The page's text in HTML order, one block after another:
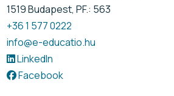
1519 Budapest, PF.: 563
+36 1 577 0222
info@e-educatio.hu
LinkedIn
Facebook